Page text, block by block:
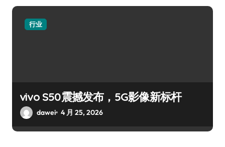
行业
vivo S50震撼发布，5G影像新标杆
dawei 4 月 25, 2026